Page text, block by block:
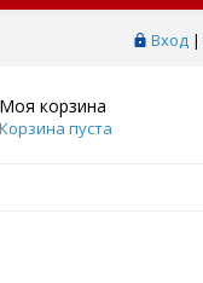
Вход |
Моя корзина
Корзина пуста